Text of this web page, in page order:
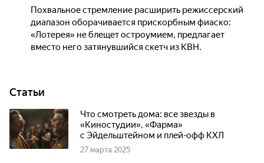
Похвальное стремление расширить режиссерский
диапазон оборачивается прискорбным фиаско:
«Лотерея» не блещет остроумием, предлагает
вместо него затянувшийся скетч из КВН.
Статьи
Что смотреть дома: все звезды в
«Киностудии», «Фарма»
с Эйдельштейном и плей-офф КХЛ
27 марта 2025